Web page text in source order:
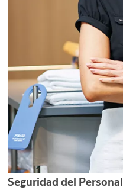
Seguridad del Personal